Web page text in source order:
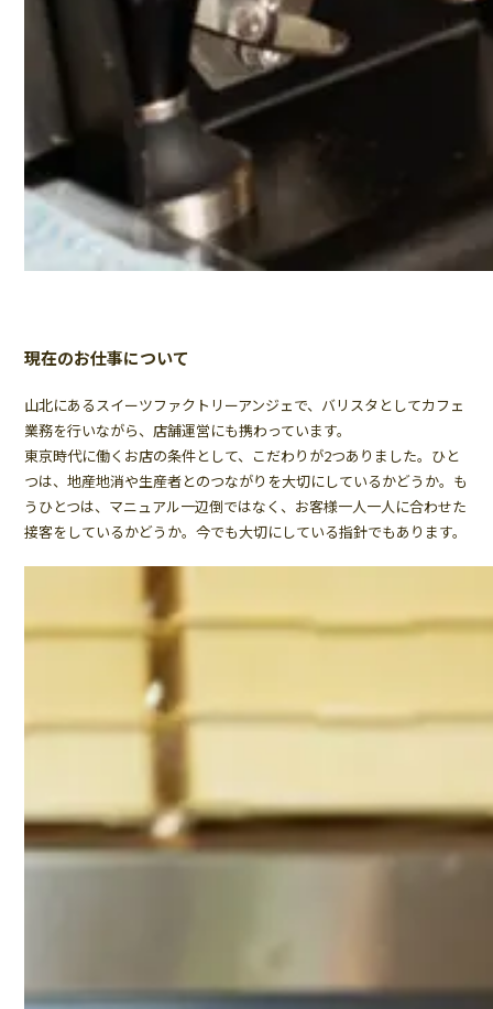
現在のお仕事について
山北にあるスイーツファクトリーアンジェで、バリスタとしてカフェ
業務を行いながら、店舗運営にも携わっています。
東京時代に働くお店の条件として、こだわりが2つありました。ひと
つは、地産地消や生産者とのつながりを大切にしているかどうか。も
うひとつは、マニュアル一辺倒ではなく、お客様一人一人に合わせた
接客をしているかどうか。今でも大切にしている指針でもあります。